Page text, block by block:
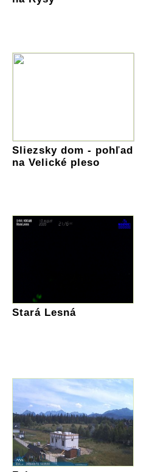
Sliezsky dom - pohľad
na Velické pleso
Stará Lesná